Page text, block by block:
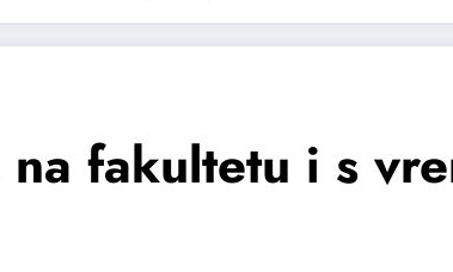
fakultetu i s